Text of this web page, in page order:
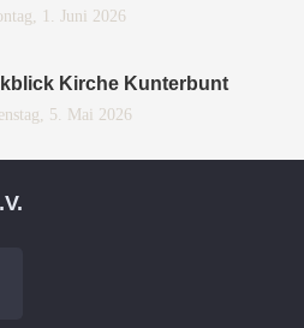
1. Juni 2026
Kirche Kunterbunt
5. Mai 2026